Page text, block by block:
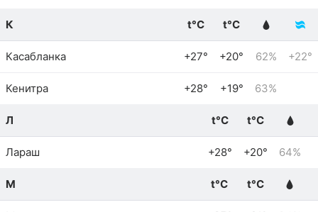
К t°C t°C
Касабланка +27° +20° 62% +22°
Кенитра +28° +19° 63%
Л t°C t°C
Лараш +28° +20° 64%
М t°C t°C